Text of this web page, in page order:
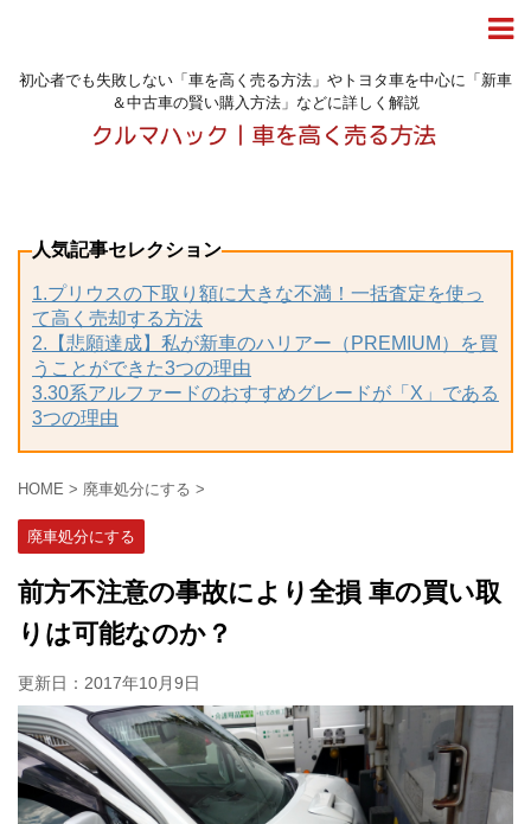
初心者でも失敗しない「車を高く売る方法」やトヨタ車を中心に「新車
＆中古車の賢い購入方法」などに詳しく解説
人気記事セレクション
1.プリウスの下取り額に大きな不満！一括査定を使っ
て高く売却する方法
2.【悲願達成】私が新車のハリアー（PREMIUM）を買
うことができた3つの理由
3.30系アルファードのおすすめグレードが「X」である
3つの理由
HOME > 廃車処分にする >
廃車処分にする
前方不注意の事故により全損 車の買い取
りは可能なのか？
更新日： 2017年10月9日